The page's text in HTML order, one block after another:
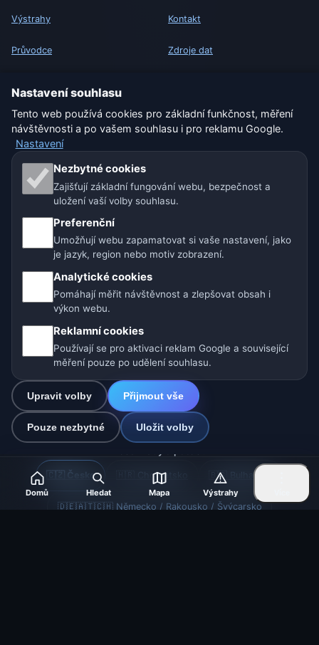
Výstrahy
Průvodce
Porovnání měst
Widget počasí
Kontakt
Zdroje dat
Jak pracujeme s daty
PRÁVNÍ
Ochrana soukromí
Vyloučení odpovědnosti
Pomáháme zvířatům
Nastavení
🇨🇿 Česko 🇭🇷 Chorvatsko 🇧🇬 Bulharsko
🇩🇪🇦🇹🇨🇭 Německo / Rakousko / Švýcarsko
Domů Hledat Mapa Výstrahy
Nastavení souhlasu
Tento web používá cookies pro základní funkčnost, měření
návštěvnosti a po vašem souhlasu i pro reklamu Google.
Nastavení
Nezbytné cookies
Zajišťují základní fungování webu, bezpečnost a
uložení vaší volby souhlasu.
Preferenční
Umožňují webu zapamatovat si vaše nastavení, jako
je jazyk, region nebo motiv zobrazení.
Analytické cookies
Pomáhají měřit návštěvnost a zlepšovat obsah i
výkon webu.
Reklamní cookies
Používají se pro aktivaci reklam Google a související
měření pouze po udělení souhlasu.
Upravit volby Přijmout vše
Pouze nezbytné Uložit volby